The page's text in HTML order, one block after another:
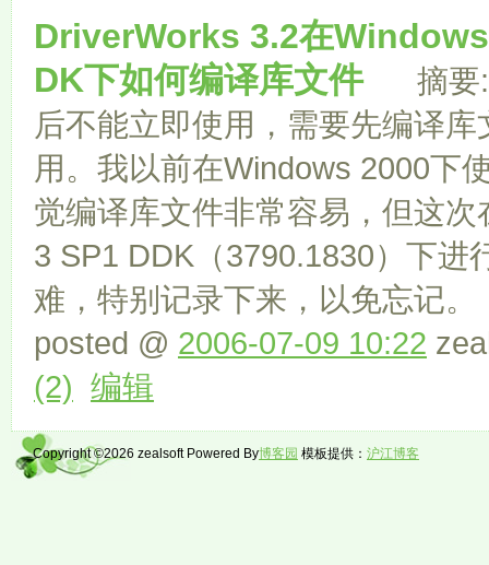
DriverWorks 3.2在
DK下如何编译库文件
摘要:
后不能立即使用，需要先编译
用。我以前在Windows 2000下
觉编译库文件非常容易，但这
3 SP1 DDK（3790.1830）下进
难，特别记录下来，以免忘记
posted @ 2006-07-09 10:22
(2) 编辑
Copyright ©2026 zealsoft Powered By博客园 模板提供： 沪江博客